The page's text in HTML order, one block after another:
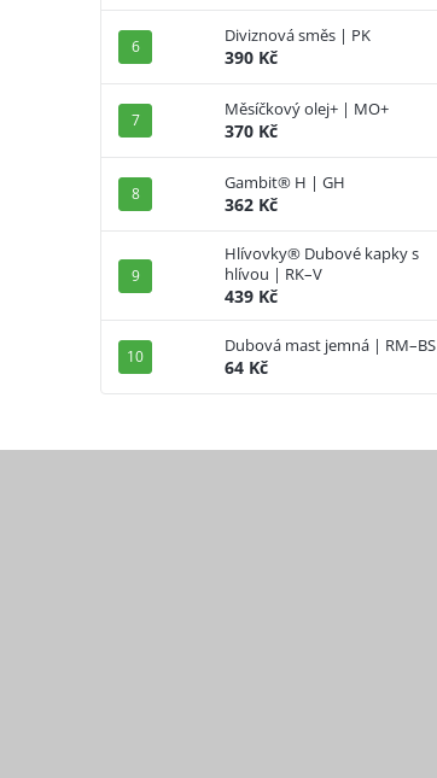
Diviznová směs | PK
390 Kč
Měsíčkový olej+ | MO+
370 Kč
Gambit® H | GH
362 Kč
Hlívovky® Dubové kapky s
hlívou | RK–V
439 Kč
Dubová mast jemná | RM–BS
64 Kč